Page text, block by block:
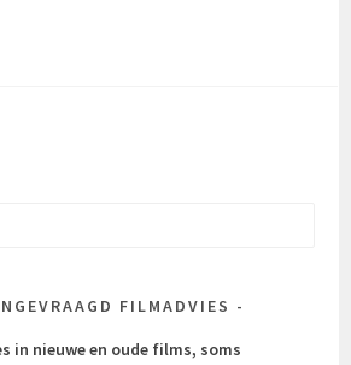
FILMADVIES
in nieuwe en oude films, soms